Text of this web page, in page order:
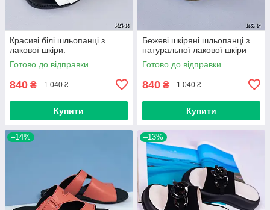
Красиві білі шльопанці з
лакової шкіри.
Готово до відправки
840 ₴ 1 040 ₴
Купити
Бежеві шкіряні шльопанці з
натуральної лакової шкіри
Готово до відправки
840 ₴ 1 040 ₴
Купити
–14% –13%